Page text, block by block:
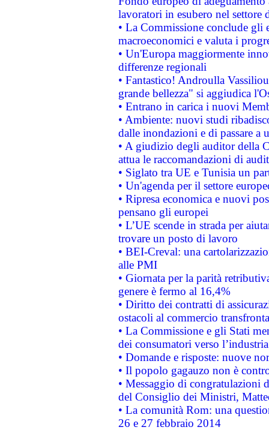
lavoratori in esubero nel
• La Commissione conclude
macroeconomici e valuta i
• Un'Europa maggiormente
differenze regionali
• Fantastico! Androulla
grande bellezza" si aggiudica
• Entrano in carica i nuovi
• Ambiente: nuovi studi
dalle inondazioni e di passare a
• A giudizio degli auditor della
attua le raccomandazioni di
• Siglato tra UE e Tunisia un
• Un'agenda per il settore
• Ripresa economica e nuovi
pensano gli europei
• L’UE scende in strada per
trovare un posto di lavoro
• BEI-Creval: una
alle PMI
• Giornata per la parità
genere è fermo al 16,4%
• Diritto dei contratti di
ostacoli al commercio
• La Commissione e gli Stati
dei consumatori verso
• Domande e risposte: nuove
• Il popolo gagauzo non è
• Messaggio di congratulazioni
del Consiglio dei Ministri,
• La comunità Rom: una
26 e 27 febbraio 2014